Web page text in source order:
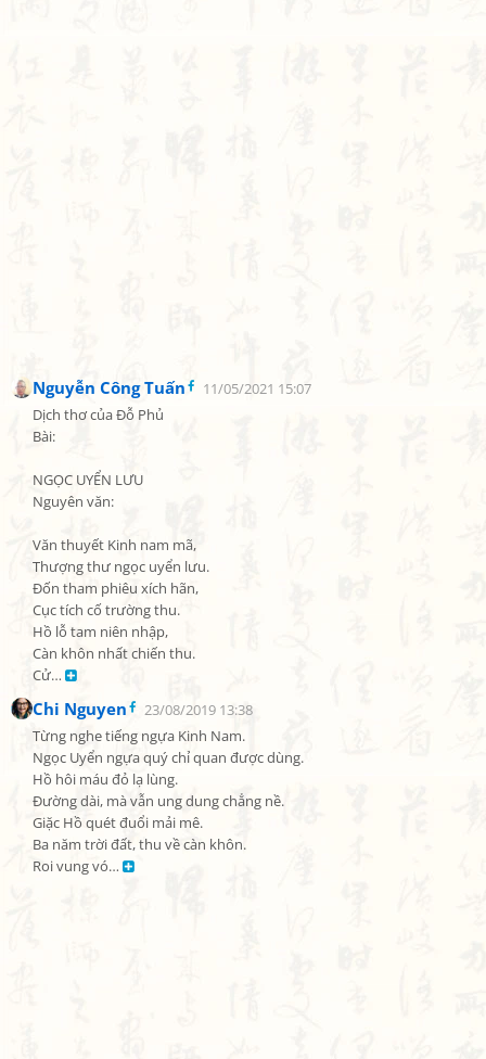
Nguyễn Công Tuấn
11/05/2021 15:07
Dịch thơ của Đỗ Phủ
Bài:
NGỌC UYỂN LƯU
Nguyên văn:
Văn thuyết Kinh nam mã,
Thượng thư ngọc uyển lưu.
Đốn tham phiêu xích hãn,
Cục tích cố trường thu.
Hồ lỗ tam niên nhập,
Càn khôn nhất chiến thu.
Cử…
Chi Nguyen
23/08/2019 13:38
Từng nghe tiếng ngựa Kinh Nam.
Ngọc Uyển ngựa quý chỉ quan được dùng.
Hồ hôi máu đỏ lạ lùng.
Đường dài, mà vẫn ung dung chẳng nề.
Giặc Hồ quét đuổi mải mê.
Ba năm trời đất, thu về càn khôn.
Roi vung vó…